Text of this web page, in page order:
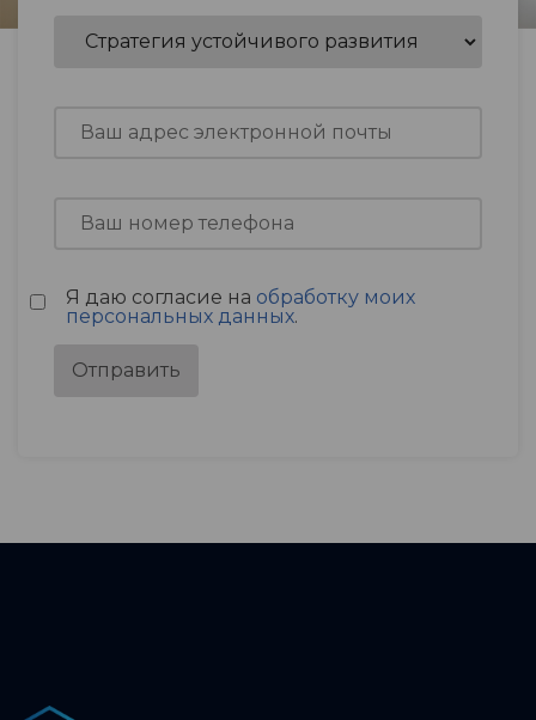
Я даю согласие на обработку моих
персональных данных.
Отправить